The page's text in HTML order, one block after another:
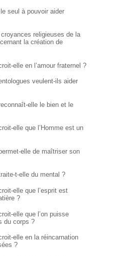
seul à pouvoir aider
religieuses de la
la création de
elle en l’amour fraternel ?
veulent-ils aider
elle le bien et le
elle que l’Homme est un
elle de maîtriser son
t-elle du mental ?
elle que l’esprit est
?
elle que l’on puisse
du corps ?
elle en la réincarnation
?